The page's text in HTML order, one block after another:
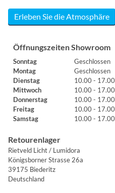
Erleben Sie die Atmosphäre
Öffnungszeiten Showroom
Sonntag
Geschlossen
Montag
Geschlossen
Dienstag
10.00 - 17.00
Mittwoch
10.00 - 17.00
Donnerstag
10.00 - 17.00
Freitag
10.00 - 17.00
Samstag
10.00 - 17.00
Retourenlager
Rietveld Licht / Lumidora
Königsborner Strasse 26a
39175 Biederitz
Deutschland